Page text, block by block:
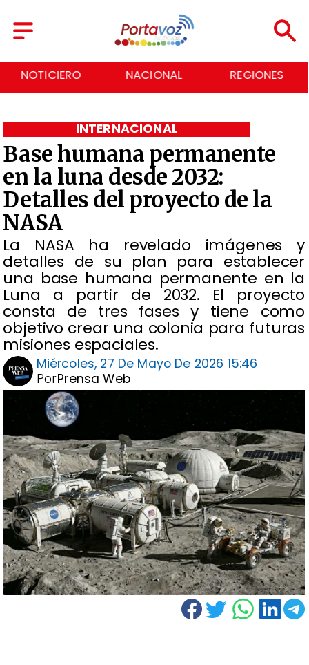
NACIONAL REGIONES ECONOMÍA
Base humana permanente
en la luna desde 2032:
Detalles del proyecto de la
NASA
La NASA ha revelado imágenes y
detalles de su plan para establecer
una base humana permanente en la
Luna a partir de 2032. El proyecto
consta de tres fases y tiene como
objetivo crear una colonia para futuras
misiones espaciales.
INTERNACIONAL
Miércoles, 27 De Mayo De 2026 15:46
Prensa Web
Por